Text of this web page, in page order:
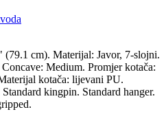
cm). Materijal: Javor, 7-slojni.
Medium. Promjer kotača:
kotača: lijevani PU.
kingpin. Standard hanger.